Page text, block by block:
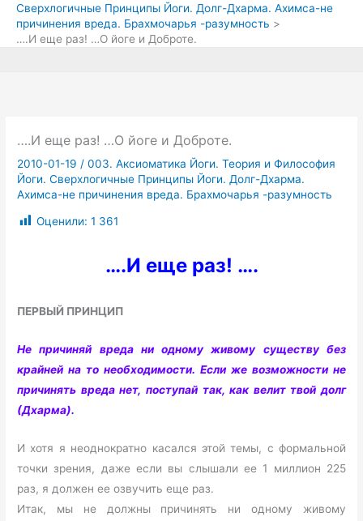
Сверхлогичные Принципы Йоги. Долг-Дхарма. Ахимса-не
причинения вреда. Брахмочарья -разумность
….И еще раз! …О йоге и Доброте.
….И еще раз! …О йоге и Доброте.
2010-01-19 /003. Аксиоматика Йоги. Теория и Философия
Йоги. Сверхлогичные Принципы Йоги. Долг-Дхарма.
Ахимса-не причинения вреда. Брахмочарья -разумность
Оценили: 1 361
….И еще раз! ….
ПЕРВЫЙ ПРИНЦИП
Не причиняй вреда ни одному живому существу без
крайней на то необходимости. Если же возможности не
причинять вреда нет, поступай так, как велит твой долг
(Дхарма).
И хотя я неоднократно касался этой темы, с формальной
точки зрения, даже если вы слышали ее 1 миллион 225
раз, я должен ее озвучить еще раз.
Итак, мы не должны причинять ни одному живому